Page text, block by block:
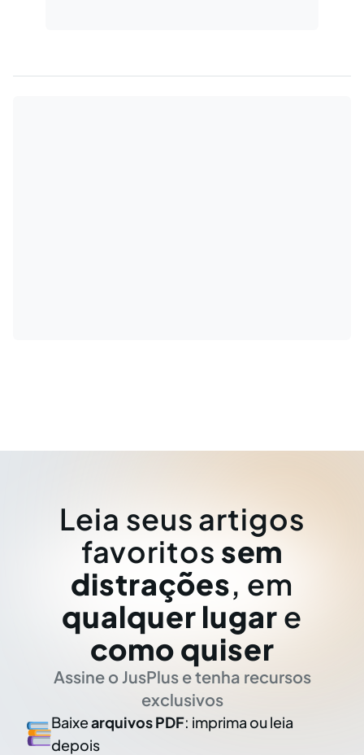
Leia seus artigos
favoritos sem
distrações, em
qualquer lugar e
como quiser
Assine o JusPlus e tenha recursos
exclusivos
Baixearquivos PDF: imprima ou leia
depois